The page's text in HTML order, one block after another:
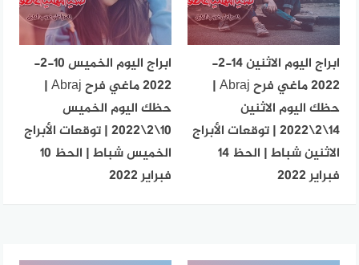
ابراج اليوم الاثنين 14-2-
2022 ماغي فرح Abraj |
حظك اليوم الاثنين
14\2\2022 | توقعات الأبراج
الاثنين شباط | الحظ 14
فبراير 2022
ابراج اليوم الخميس 10-2-
2022 ماغي فرح Abraj |
حظك اليوم الخميس
10\2\2022 | توقعات الأبراج
الخميس شباط | الحظ 10
فبراير 2022